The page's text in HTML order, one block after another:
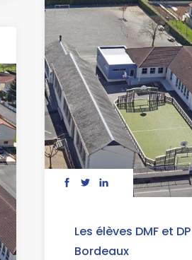
Les élèves DMF et
Bordeaux